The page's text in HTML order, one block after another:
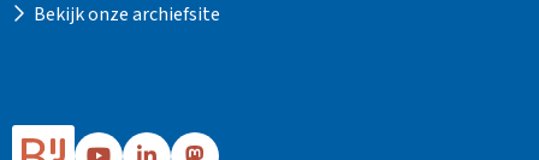
Bekijk onze archiefsite
Ga
Ga
Ga